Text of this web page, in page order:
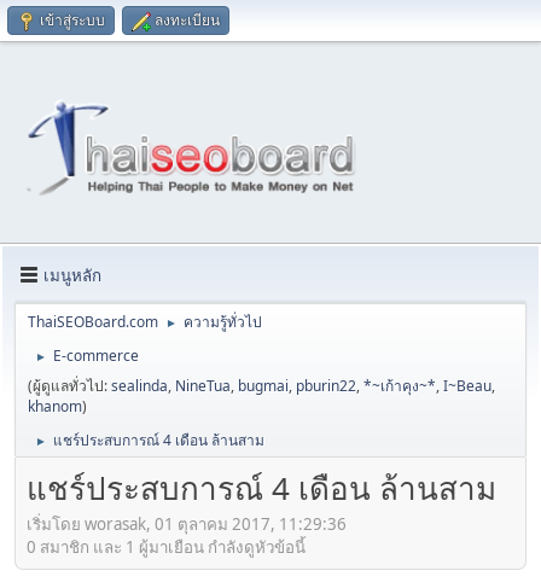
เข้าสู่ระบบ ลงทะเบียน
เมนูหลัก
ThaiSEOBoard.com ► ความรู้ทั่วไป
►
E-commerce
(ผู้ดูแลทั่วไป:sealinda, NineTua, bugmai, pburin22,*~เก้าคุง~*,I~Beau,
khanom)
► แชร์ประสบการณ์ 4 เดือน ล้านสาม
แชร์ประสบการณ์ 4 เดือน ล้านสาม
เริ่มโดย worasak, 01 ตุลาคม 2017, 11:29:36
0 สมาชิก และ 1 ผู้มาเยือน กำลังดูหัวข้อนี้